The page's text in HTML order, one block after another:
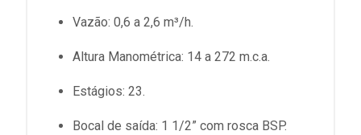
Vazão: 0,6 a 2,6 m³/h.
Altura Manométrica: 14 a 272 m.c.a.
Estágios: 23.
Bocal de saída: 1 1/2” com rosca BSP.